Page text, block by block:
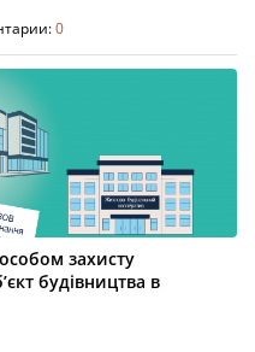
0
захисту
будівництва в